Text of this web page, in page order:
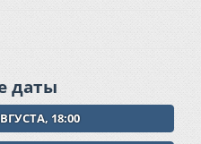
даты
18:00